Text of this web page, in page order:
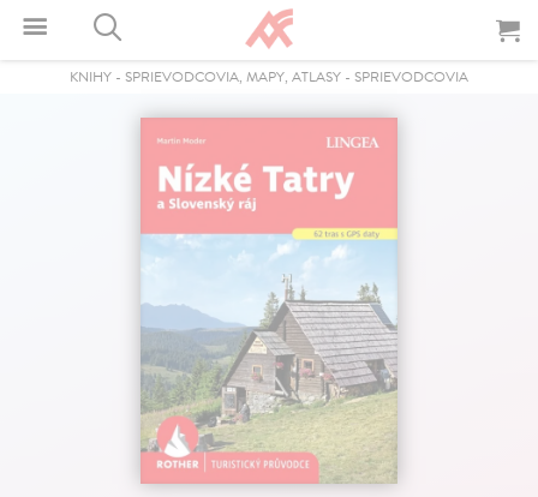
KNIHY - SPRIEVODCOVIA, MAPY, ATLASY - SPRIEVODCOVIA